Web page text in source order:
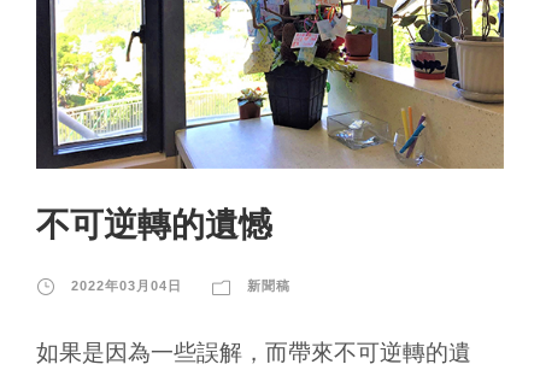
不可逆轉的遺憾
2022年03月04日 新聞稿
如果是因為一些誤解，而帶來不可逆轉的遺